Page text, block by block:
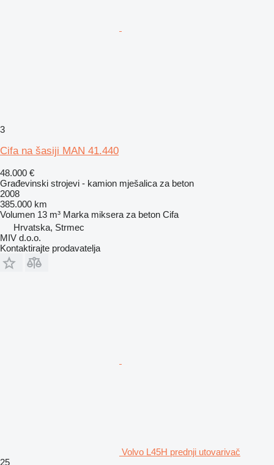
3
Cifa na šasiji MAN 41.440
48.000 €
Građevinski strojevi - kamion mješalica za beton
2008
385.000 km
Volumen 13 m³ Marka miksera za beton Cifa
Hrvatska, Strmec
MIV d.o.o.
Kontaktirajte prodavatelja
Volvo L45H prednji utovarivač
25